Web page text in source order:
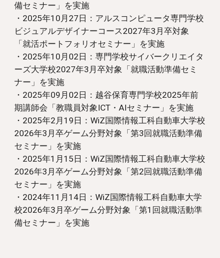
備セミナー」を実施
・2025年10月27日： アルスコンピュータ専門学校
ビジュアルデザイナーコース2027年3月卒対象
「就活ポートフォリオセミナー」を実施
・2025年10月02日：専門学校サイバークリエイタ
ーズ大学校2027年3月卒対象「就職活動準備セミ
ナー」を実施
・2025年09 月02 日： 越谷保育専門学校2025年前
期講師会「教職員対象ICT・AIセミナー」を実施
・2025年2月19日：WiZ国際情報工科自動車大学校
2026年3月卒ゲーム分野対象「第3回就職活動準備
セミナー」を実施
・2025年1月15日：WiZ国際情報工科自動車大学校
2026年3月卒ゲーム分野対象「第2回就職活動準備
セミナー」を実施
・2024年11月14日：WiZ国際情報工科自動車大学
校2026年3月卒ゲーム分野対象「第1回就職活動準
備セミナー」を実施